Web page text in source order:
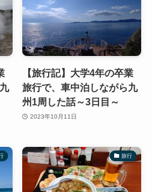
【旅行記】大学4年の卒業
旅行で、車中泊しながら九
州1周した話～3日目～
2023年10月11日
旅行